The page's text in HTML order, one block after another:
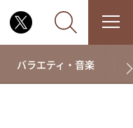
バラエティ・音楽 ド